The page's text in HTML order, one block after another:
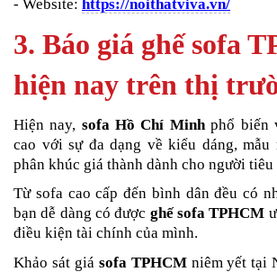
- Website: https://noithatviva.vn/
3. Báo giá ghế sofa
hiện nay trên thị
Hiện nay, sofa Hồ Chí Minhphổ biến
cao với sự đa dạng về kiểu dáng, mẫu
phân khúc giá thành dành cho người tiêu
Từ sofa cao cấp đến bình dân đều có
bạn dễ dàng có được ghế sofa TPHCM
điều kiện tài chính của mình.
Khảo sát giá sofa TPHCM niêm yết tại